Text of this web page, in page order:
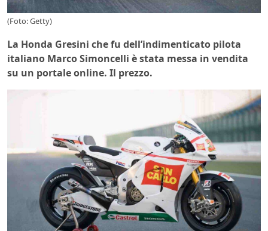
(Foto: Getty)
La Honda Gresini che fu dell’indimenticato pilota
italiano Marco Simoncelli è stata messa in vendita
su un portale online. Il prezzo.